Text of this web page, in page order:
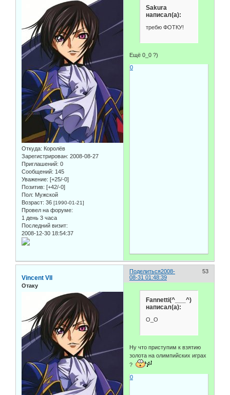
Откуда: Королёв
Зарегистрирован: 2008-08-27
Приглашений: 0
Сообщений: 145
Уважение: [+25/-0]
Позитив: [+42/-0]
Пол: Мужской
Возраст: 36 [1990-01-21]
Провел на форуме:
1 день 3 часа
Последний визит:
2008-12-30 18:54:37
Sakura
написал(а):
требю ФОТКУ!
Ещё 0_0 ?)
0
Поделиться 53
2008-
08-31 01:48:39
Vincent VII
Отаку
Fannetti(^___^)
написал(а):
О_О
Ну что приступим к взятию
золота на олимпийских играх
?
0